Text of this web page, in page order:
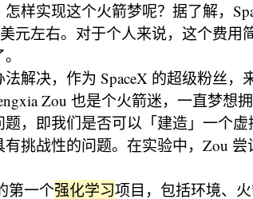
样实现这个火箭梦呢？据了解，
元左右。对于个人来说，这个费用
解决，作为 SpaceX 的超级粉丝
Zou 也是个火箭迷，一直梦想
，即我们是否可以「建造」一个
挑战性的问题。在实验中，Zou
第一个强化学习项目，包括环境、